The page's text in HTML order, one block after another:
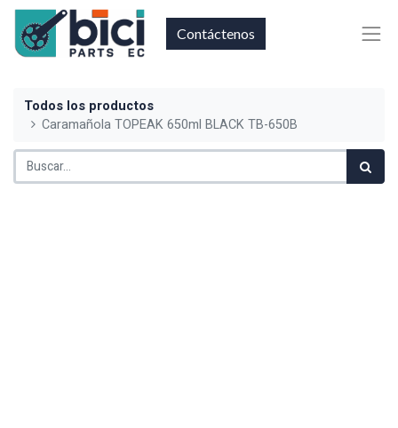
Contáctenos
Todos los productos
Caramañola TOPEAK 650ml BLACK TB-650B